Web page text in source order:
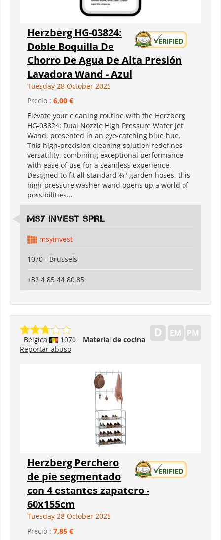
Herzberg HG-03824:
Doble Boquilla De
Chorro De Agua De Alta Presión
Lavadora Wand - Azul
Tuesday 28 October 2025
Precio : 6,00 €
Elevate your cleaning routine with the Herzberg
HG-03824: Dual Nozzle High Pressure Water Jet
Wand, presented in an eye-catching blue hue.
This high-precision cleaning solution redefines
versatility, combining exceptional performance
with ease of use for a seamless experience.
Designed to fit all standard ¾" garden hoses, this
high-pressure washer wand opens up a world of
possibilities...
MSY INVEST SPRL
msyinvest
1070 - Brussels
+32 4 85 44 80 85
Bélgica 1070
Material de cocina
Reportar abuso
Herzberg Perchero
de pie segmentado
con 4 estantes zapatero -
60x155cm
Tuesday 28 October 2025
Precio : 7,85 €